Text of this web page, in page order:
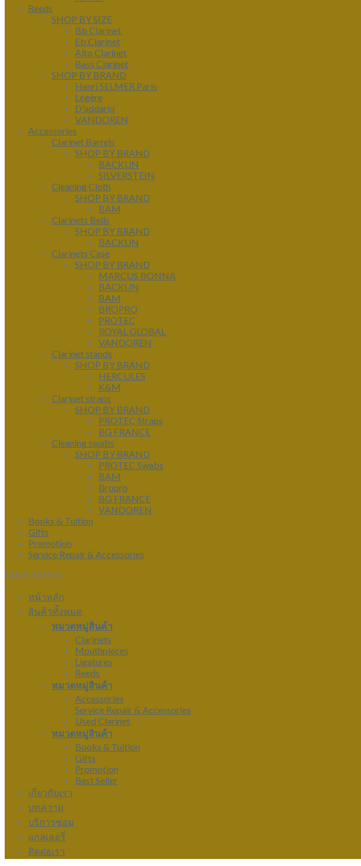
Reeds
SHOP BY SIZE
Bb Clarinet
Eb Clarinet
Alto Clarinet
Bass Clarinet
SHOP BY BRAND
Henri SELMER Paris
Légère
D'addario
VANDOREN
Accessories
Clarinet Barrels
SHOP BY BRAND
BACKUN
SILVERSTEIN
Cleaning Cloth
SHOP BY BRAND
BAM
Clarinets Bells
SHOP BY BRAND
BACKUN
Clarinets Case
SHOP BY BRAND
MARCUS BONNA
BACKUN
BAM
BROPRO
PROTEC
ROYAL GLOBAL
VANDOREN
Clarinet stands
SHOP BY BRAND
HERCULES
K&M
Clarinet straps
SHOP BY BRAND
PROTEC Straps
BG FRANCE
Cleaning swabs
SHOP BY BRAND
PROTEC Swabs
BAM
Bropro
BG FRANCE
VANDOREN
Books & Tuition
Gifts
Promotion
Service Repair & Accessories
MAIN MENU
หน้าหลัก
สินค้าทั้งหมด
หมวดหมู่สินค้า
Clarinets
Mouthpieces
Ligatures
Reeds
หมวดหมู่สินค้า
Accessories
Service Repair & Accessories
Used Clarinet
หมวดหมู่สินค้า
Books & Tuition
Gifts
Promotion
Best Seller
เกี่ยวกับเรา
บทความ
บริการซ่อม
แกลเลอรี่
ติดต่อเรา